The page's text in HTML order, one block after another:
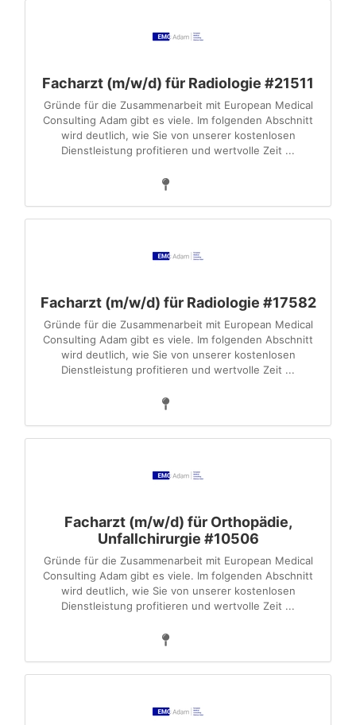
Facharzt (m/w/d) für Radiologie #21511
Gründe für die Zusammenarbeit mit European Medical
Consulting Adam gibt es viele. Im folgenden Abschnitt
wird deutlich, wie Sie von unserer kostenlosen
Dienstleistung profitieren und wertvolle Zeit ...
Facharzt (m/w/d) für Radiologie #17582
Gründe für die Zusammenarbeit mit European Medical
Consulting Adam gibt es viele. Im folgenden Abschnitt
wird deutlich, wie Sie von unserer kostenlosen
Dienstleistung profitieren und wertvolle Zeit ...
Facharzt (m/w/d) für Orthopädie,
Unfallchirurgie #10506
Gründe für die Zusammenarbeit mit European Medical
Consulting Adam gibt es viele. Im folgenden Abschnitt
wird deutlich, wie Sie von unserer kostenlosen
Dienstleistung profitieren und wertvolle Zeit ...